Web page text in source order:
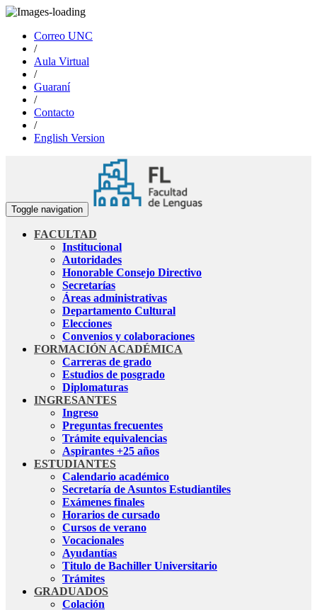
Correo UNC
/
Aula Virtual
/
Guaraní
/
Contacto
/
English Version
Toggle navigation
FACULTAD
Institucional
Autoridades
Honorable Consejo Directivo
Secretarías
Áreas administrativas
Departamento Cultural
Elecciones
Convenios y colaboraciones
FORMACIÓN ACADÉMICA
Carreras de grado
Estudios de posgrado
Diplomaturas
INGRESANTES
Ingreso
Preguntas frecuentes
Trámite equivalencias
Aspirantes +25 años
ESTUDIANTES
Calendario académico
Secretaría de Asuntos Estudiantiles
Exámenes finales
Horarios de cursado
Cursos de verano
Vocacionales
Ayudantías
Titulo de Bachiller Universitario
Trámites
GRADUADOS
Colación